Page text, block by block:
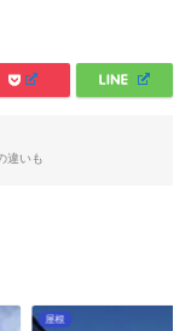
違いも
屋根